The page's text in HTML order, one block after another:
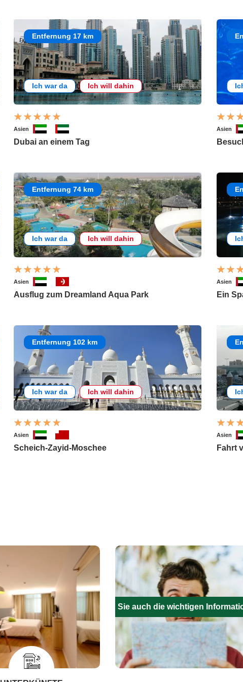
Entfernung 17 km
Ich war da Ich will dahin
Asien
Dubai an einem Tag
Asien
Entfernung 74 km
Ich war da Ich will dahin
Asien
Ausflug zum Dreamland Aqua Park
Asien
Ein
Entfernung 102 km
Ich war da Ich will dahin
Asien
Scheich-Zayid-Moschee
Asien
Fahrt
Füllen Sie auch die wichtigen